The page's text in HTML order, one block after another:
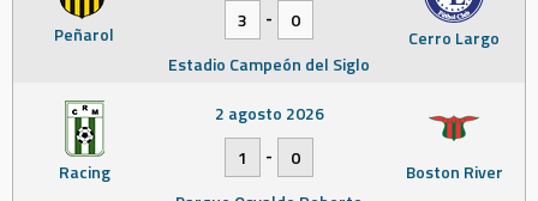
Peñarol Cerro Largo
3
-
0
Estadio Campeón del Siglo
Racing Boston River
2 agosto 2026
1
-
0